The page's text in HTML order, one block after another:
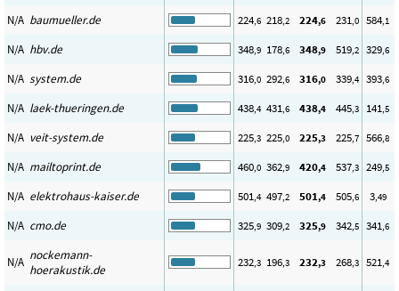
N/A baumueller.de 224,6 218,2 224,6 231,0 584,1
N/A hbv.de 348,9 178,6 348,9 519,2 329,6
N/A system.de 316,0 292,6 316,0 339,4 393,6
N/A laek-thueringen.de 438,4 431,6 438,4 445,3 141,5
N/A veit-system.de 225,3 225,0 225,3 225,7 566,8
N/A mailtoprint.de 460,0 362,9 420,4 537,3 249,5
N/A elektrohaus-kaiser.de 501,4 497,2 501,4 505,6 3,49
N/A cmo.de 325,9 309,2 325,9 342,5 341,6
N/A nockemann-
hoerakustik.de
232,3 196,3 232,3 268,3 521,4